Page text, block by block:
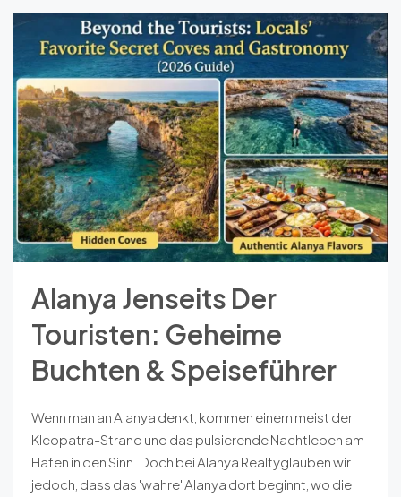
Alanya Jenseits Der
Touristen: Geheime
Buchten & Speiseführer
Wenn man an Alanya denkt, kommen einem meist der
Kleopatra-Strand und das pulsierende Nachtleben am
Hafen in den Sinn. Doch bei Alanya Realtyglauben wir
jedoch, dass das 'wahre' Alanya dort beginnt, wo die